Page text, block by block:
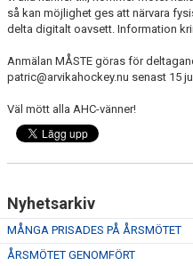
CAMPER
så kan möjlighet ges att närvara
delta digitalt oavsett. Information
Anmälan MÅSTE göras för
patric@arvikahockey.nu senast 15
Väl mött alla AHC-vänner!
Nyhetsarkiv
MÅNGA PRISADES PÅ ÅRSMÖTET
ÅRSMÖTET GENOMFÖRT